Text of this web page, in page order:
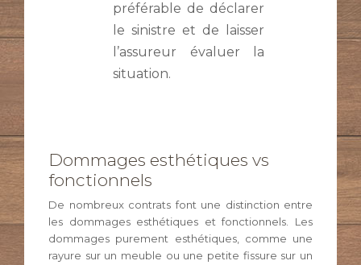
préférable de déclarer
le sinistre et de laisser
l’assureur évaluer la
situation.
Dommages esthétiques vs
fonctionnels
De nombreux contrats font une distinction entre
les dommages esthétiques et fonctionnels. Les
dommages purement esthétiques, comme une
rayure sur un meuble ou une petite fissure sur un